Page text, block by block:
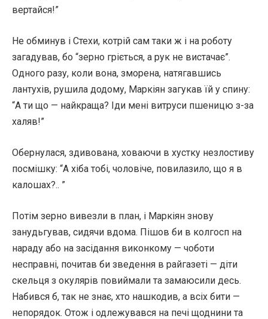
вертайся!”
Не обминув і Стехи, котрій сам таки ж і на роботу
загадував, бо “зерно гріється, а рук не вистачає”.
Одного разу, коли вона, зморена, натягавшись
лантухів, рушила додому, Маркіян загукав їй у спину:
“А ти що — найкраща? Іди мені витруси пшеницю з-за
халяв!”
Обернулася, здивована, ховаючи в хустку незлостиву
посмішку: “А хіба тобі, чоловіче, повилазило, що я в
калошах?.. ”
Потім зерно вивезли в план, і Маркіян знову
занудьгував, сидячи вдома. Пішов би в колгосп на
нараду або на засідання виконкому — чоботи
несправні, почитав би зведення в райгазеті — діти
скельця з окулярів повиймали та замаюсили десь.
Набився б, так не знає, хто нашкодив, а всіх бити —
непорядок. Отож і одлежувався на печі щоднини та